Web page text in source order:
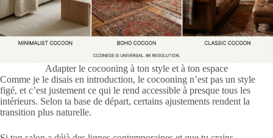
Adapter le cocooning à ton style et à ton espace
Comme je le disais en introduction, le cocooning n’est pas un style
figé, et c’est justement ce qui le rend accessible à presque tous les
intérieurs. Selon ta base de départ, certains ajustements rendent la
transition plus naturelle.